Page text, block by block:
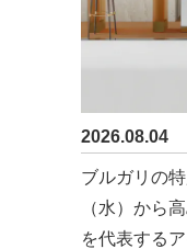
2026.08.04
ブルガリの
（水）から
を代表する